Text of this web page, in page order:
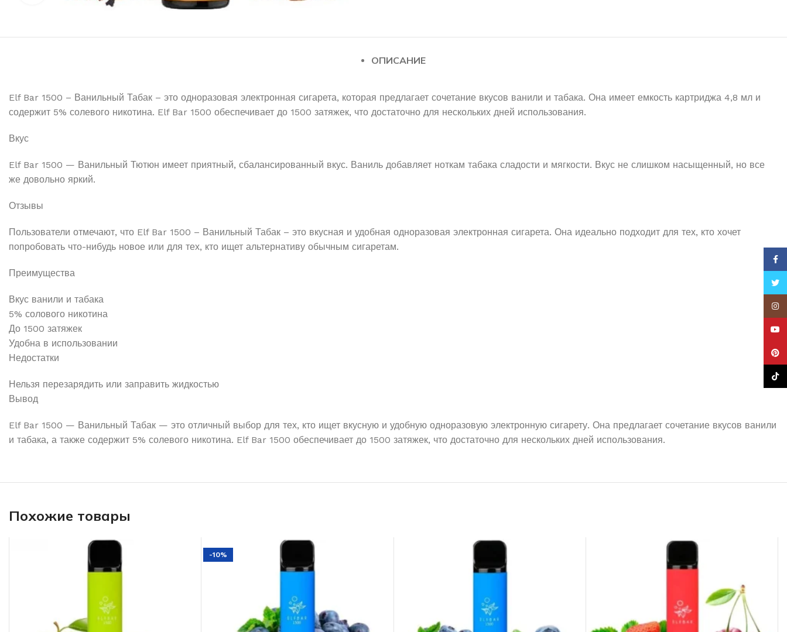
ОПИСАНИЕ
Elf Bar 1500 – Ванильный Табак – это одноразовая электронная сигарета, которая предлагает сочетание вкусов ванили и табака. Она имеет емкость картриджа 4,8 мл и
содержит 5% солевого никотина. Elf Bar 1500 обеспечивает до 1500 затяжек, что достаточно для нескольких дней использования.
Вкус
Elf Bar 1500 — Ванильный Тютюн имеет приятный, сбалансированный вкус. Ваниль добавляет ноткам табака сладости и мягкости. Вкус не слишком насыщенный, но все
же довольно яркий.
Отзывы
Пользователи отмечают, что Elf Bar 1500 – Ванильный Табак – это вкусная и удобная одноразовая электронная сигарета. Она идеально подходит для тех, кто хочет
попробовать что-нибудь новое или для тех, кто ищет альтернативу обычным сигаретам.
Преимущества
Вкус ванили и табака
5% солового никотина
До 1500 затяжек
Удобна в использовании
Недостатки
Нельзя перезарядить или заправить жидкостью
Вывод
Elf Bar 1500 — Ванильный Табак — это отличный выбор для тех, кто ищет вкусную и удобную одноразовую электронную сигарету. Она предлагает сочетание вкусов ванили
и табака, а также содержит 5% солевого никотина. Elf Bar 1500 обеспечивает до 1500 затяжек, что достаточно для нескольких дней использования.
Похожие товары
-10%